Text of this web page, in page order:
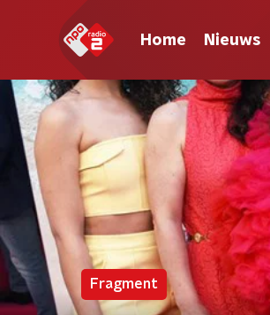
Home Nieuws
Fragment